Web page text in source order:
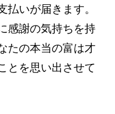
いが届きます。
感謝の気持ちを持
たの本当の富は才
とを思い出させて